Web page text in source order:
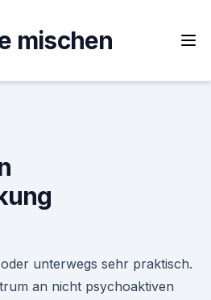
mischen
unterwegs sehr praktisch.
an nicht psychoaktiven